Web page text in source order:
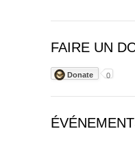
FAIRE UN
Donate 0